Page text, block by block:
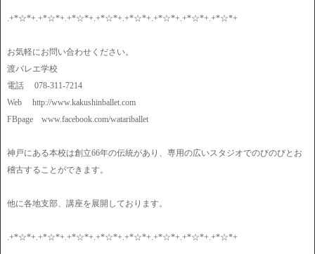
.+*☆*+.+*☆*+.+*☆*+.+*☆*+.+*☆*+.+*☆*+.+*☆*+.+*☆*+
お気軽にお問い合わせください。
渡バレエ学校
電話 078-311-7214
Web http://www.kakushinballet.com
FBpage www.facebook.com/watariballet
神戸にある本校は創立66年の伝統があり、専用の広いスタジオでのびのびとお
稽古することができます。
他に各地支部、講座を展開しております。
.+*☆*+.+*☆*+.+*☆*+.+*☆*+.+*☆*+.+*☆*+.+*☆*+.+*☆*+